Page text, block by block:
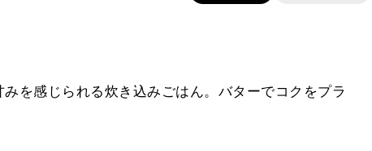
を感じられる炊き込みごはん。バターでコクをプラ